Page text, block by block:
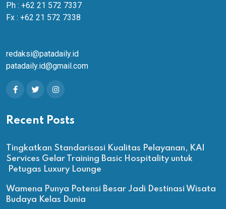
Ph : +62 21 572 7337
Fx : +62 21 572 7338
redaksi@patadaily.id
patadaily.id@gmail.com
Recent Posts
Tingkatkan Standarisasi Kualitas Pelayanan, KAI
Services Gelar Training Basic Hospitality untuk
Petugas Luxury Lounge
Wamena Punya Potensi Besar Jadi Destinasi Wisata
Budaya Kelas Dunia